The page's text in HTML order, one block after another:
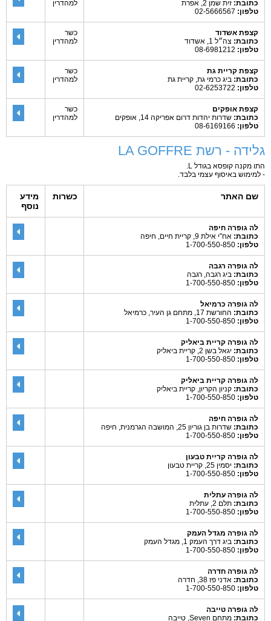
כתובת: זית שמן 2, אפרת
טלפון:
למהדרין
קצפת אשדוד
כתובת: צה״ל 1, אשדוד
טלפון:
כשר
למהדרין
קצפת קריית גת
כתובת: ביג כרמי גת, קריית גת
טלפון:
כשר
למהדרין
קצפת אופקים
כתובת: שדרות יהדות דרום אפריקה 14, אופקים
טלפון:
כשר
למהדרין
גלידה - רשת LA GOFFRE
התו מקנה קופסא בגודל L.
- למימוש באיסוף עצמי בלבד.
שם האתר כשרות
מידע
נוסף
לה גופרה חיפה
כתובת: אח"י אילת 9, קריית חיים, חיפה
טלפון:
לה גופרה רגבה
כתובת: ביג רגבה, רגבה
טלפון:
לה גופרה כרמיאל
כתובת: החורשת 17, מתחם גן העיר, כרמיאל
טלפון:
לה גופרה קריית ביאליק
כתובת: יגאל בשן 2, קריית ביאליק
טלפון:
לה גופרה קריית ביאליק
כתובת: קניון הקריון, קריית ביאליק
טלפון:
לה גופרה חיפה
כתובת: שדרות בן גוריון 25, המושבה הגרמנית, חיפה
טלפון:
לה גופרה קריית טבעון
כתובת: יסמין 25, קריית טבעון
טלפון:
לה גופרה עתלית
כתובת: תלם 2, עתלית
טלפון:
לה גופרה מגדל העמק
כתובת: ביג דרך העמק 1, מגדל העמק
טלפון:
לה גופרה חדרה
כתובת: אדני פז 38, חדרה
טלפון:
לה גופרה טייבה
כתובת: מתחם Seven, טייבה